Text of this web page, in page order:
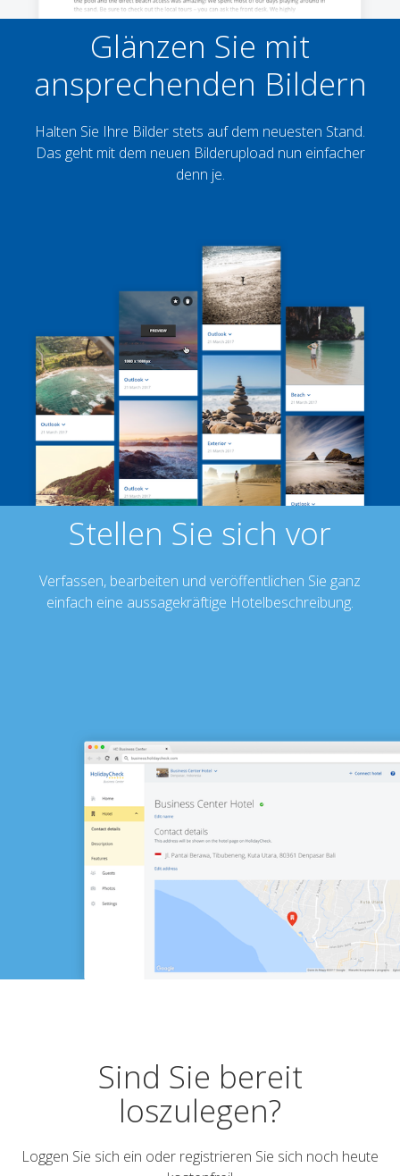
Glänzen Sie mit
ansprechenden Bildern
Halten Sie Ihre Bilder stets auf dem neuesten Stand.
Das geht mit dem neuen Bilderupload nun einfacher
denn je.
Stellen Sie sich vor
Verfassen, bearbeiten und veröffentlichen Sie ganz
einfach eine aussagekräftige Hotelbeschreibung.
Sind Sie bereit
loszulegen?
Loggen Sie sich ein oder registrieren Sie sich noch heute